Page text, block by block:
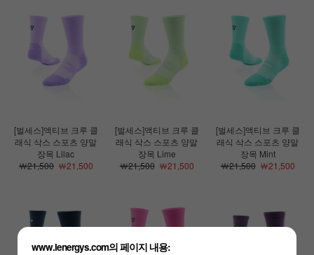
[벌세스]액티브 크루 클
래식 삭스 스포츠 양말
장목 Lilac
￦21,500￦21,500
[벌세스]액티브 크루 클
래식 삭스 스포츠 양말
장목 Lime
￦21,500￦21,500
[벌세스]액티브 크루 클
래식 삭스 스포츠 양말
장목 Mint
￦21,500￦21,500
www.lenergys.com의 페이지 내용: